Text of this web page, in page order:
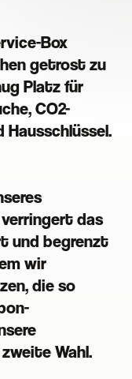
Box
getrost zu
Platz für
CO2-
Hausschlüssel.
das
und begrenzt
wir
die so
Wahl.